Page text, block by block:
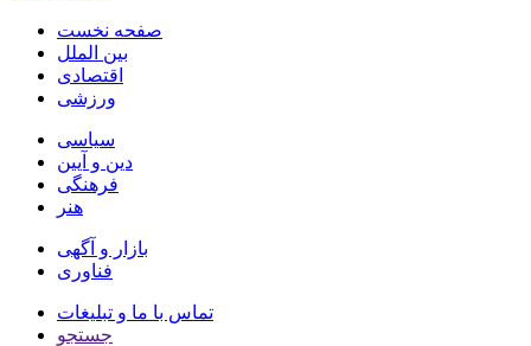
صفحه نخست
بین الملل
اقتصادی
ورزشی
سیاسی
دین و آیین
فرهنگی
هنر
بازار و آگهی
فناوری
تماس با ما و تبلیغات
جستجو